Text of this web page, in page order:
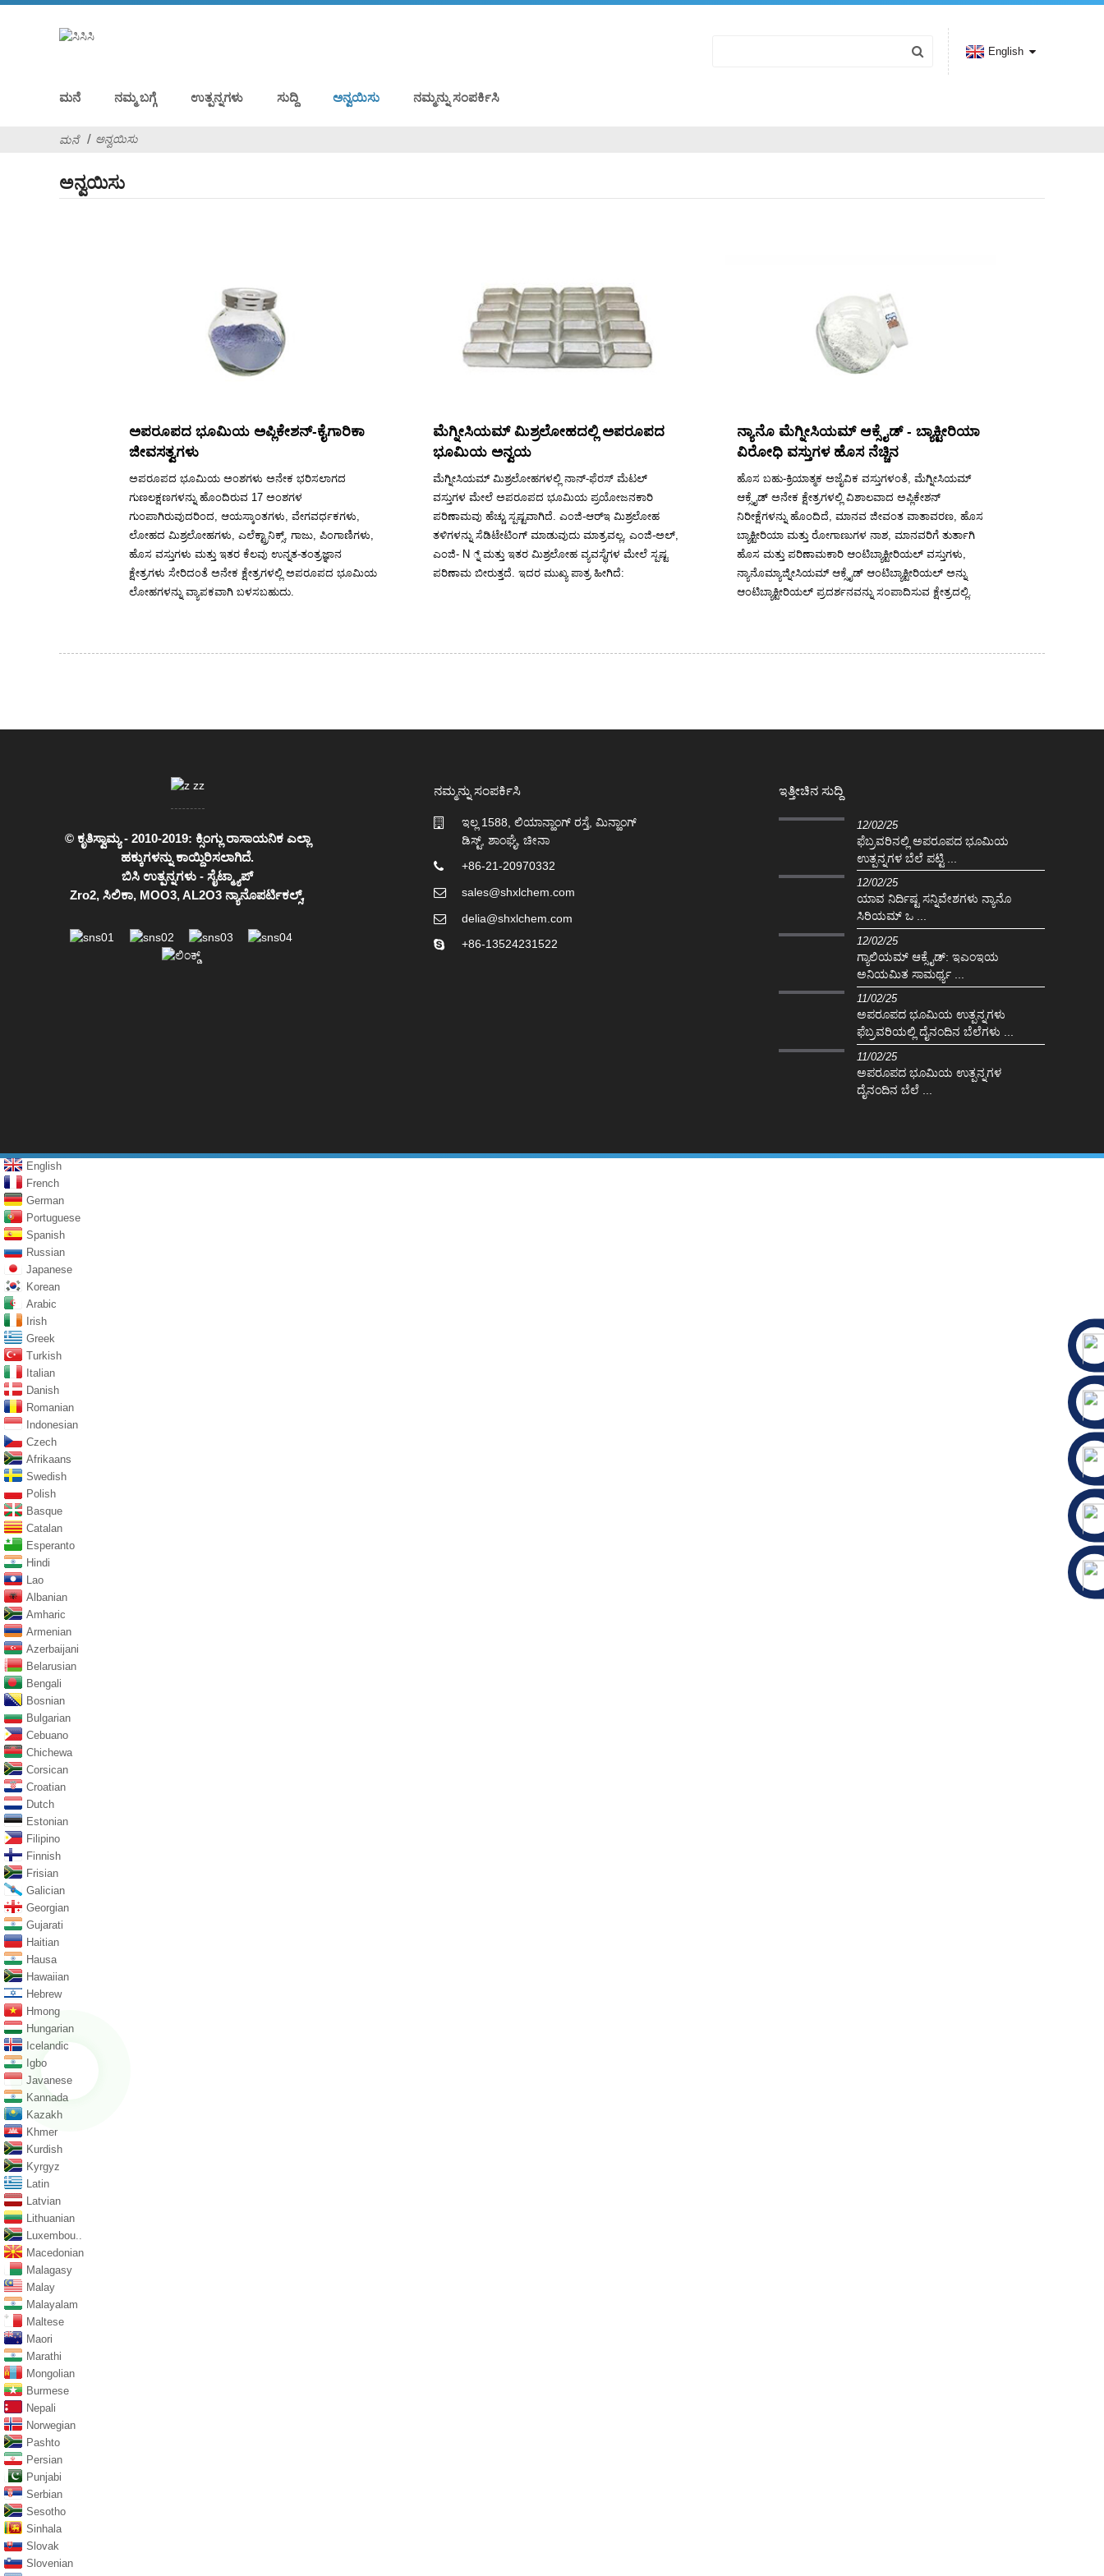
ಮನೆ ನಮ್ಮ ಬಗ್ಗೆ ಉತ್ಪನ್ನಗಳು ಸುದ್ದಿ ಅನ್ವಯಿಸು ನಮ್ಮನ್ನು ಸಂಪರ್ಕಿಸಿ
English
ಮನೆ ಅನ್ವಯಿಸು
ಅನ್ವಯಿಸು
ಅಪರೂಪದ ಭೂಮಿಯ ಅಪ್ಲಿಕೇಶನ್-ಕೈಗಾರಿಕಾ
ಜೀವಸತ್ವಗಳು
ಅಪರೂಪದ ಭೂಮಿಯ ಅಂಶಗಳು ಅನೇಕ ಭರಿಸಲಾಗದ
ಗುಣಲಕ್ಷಣಗಳನ್ನು ಹೊಂದಿರುವ 17 ಅಂಶಗಳ
ಗುಂಪಾಗಿರುವುದರಿಂದ, ಆಯಸ್ಕಾಂತಗಳು, ವೇಗವರ್ಧಕಗಳು,
ಲೋಹದ ಮಿಶ್ರಲೋಹಗಳು, ಎಲೆಕ್ಟ್ರಾನಿಕ್ಸ್, ಗಾಜು, ಪಿಂಗಾಣಿಗಳು,
ಹೊಸ ವಸ್ತುಗಳು ಮತ್ತು ಇತರ ಕೆಲವು ಉನ್ನತ-ತಂತ್ರಜ್ಞಾನ
ಕ್ಷೇತ್ರಗಳು ಸೇರಿದಂತೆ ಅನೇಕ ಕ್ಷೇತ್ರಗಳಲ್ಲಿ ಅಪರೂಪದ ಭೂಮಿಯ
ಲೋಹಗಳನ್ನು ವ್ಯಾಪಕವಾಗಿ ಬಳಸಬಹುದು.
ಮೆಗ್ನೀಸಿಯಮ್ ಮಿಶ್ರಲೋಹದಲ್ಲಿ ಅಪರೂಪದ
ಭೂಮಿಯ ಅನ್ವಯ
ಮೆಗ್ನೀಸಿಯಮ್ ಮಿಶ್ರಲೋಹಗಳಲ್ಲಿ ನಾನ್-ಫೆರಸ್ ಮೆಟಲ್
ವಸ್ತುಗಳ ಮೇಲೆ ಅಪರೂಪದ ಭೂಮಿಯ ಪ್ರಯೋಜನಕಾರಿ
ಪರಿಣಾಮವು ಹೆಚ್ಚು ಸ್ಪಷ್ಟವಾಗಿದೆ. ಎಂಜಿ-ಆರ್‌ಇ ಮಿಶ್ರಲೋಹ
ತಳಿಗಳನ್ನು ಸೆಡಿಟೇಟಿಂಗ್ ಮಾಡುವುದು ಮಾತ್ರವಲ್ಲ, ಎಂಜಿ-ಅಲ್,
ಎಂಜಿ- N ್ನ್ ಮತ್ತು ಇತರ ಮಿಶ್ರಲೋಹ ವ್ಯವಸ್ಥೆಗಳ ಮೇಲೆ ಸ್ಪಷ್ಟ
ಪರಿಣಾಮ ಬೀರುತ್ತದೆ. ಇದರ ಮುಖ್ಯ ಪಾತ್ರ ಹೀಗಿದೆ:
ನ್ಯಾನೊ ಮೆಗ್ನೀಸಿಯಮ್ ಆಕ್ಸೈಡ್ - ಬ್ಯಾಕ್ಟೀರಿಯಾ
ವಿರೋಧಿ ವಸ್ತುಗಳ ಹೊಸ ನೆಚ್ಚಿನ
ಹೊಸ ಬಹು-ಕ್ರಿಯಾತ್ಮಕ ಅಜೈವಿಕ ವಸ್ತುಗಳಂತೆ, ಮೆಗ್ನೀಸಿಯಮ್
ಆಕ್ಸೈಡ್ ಅನೇಕ ಕ್ಷೇತ್ರಗಳಲ್ಲಿ ವಿಶಾಲವಾದ ಅಪ್ಲಿಕೇಶನ್
ನಿರೀಕ್ಷೆಗಳನ್ನು ಹೊಂದಿದೆ, ಮಾನವ ಜೀವಂತ ವಾತಾವರಣ, ಹೊಸ
ಬ್ಯಾಕ್ಟೀರಿಯಾ ಮತ್ತು ರೋಗಾಣುಗಳ ನಾಶ, ಮಾನವರಿಗೆ ತುರ್ತಾಗಿ
ಹೊಸ ಮತ್ತು ಪರಿಣಾಮಕಾರಿ ಆಂಟಿಬ್ಯಾಕ್ಟೀರಿಯಲ್ ವಸ್ತುಗಳು,
ನ್ಯಾನೊಮ್ಯಾಜ್ನೀಸಿಯಮ್ ಆಕ್ಸೈಡ್ ಆಂಟಿಬ್ಯಾಕ್ಟೀರಿಯಲ್ ಅನ್ನು
ಆಂಟಿಬ್ಯಾಕ್ಟೀರಿಯಲ್ ಪ್ರದರ್ಶನವನ್ನು ಸಂಪಾದಿಸುವ ಕ್ಷೇತ್ರದಲ್ಲಿ.
© ಕೃತಿಸ್ವಾಮ್ಯ - 2010-2019: ಕ್ಸಿಂಗ್ಲು ರಾಸಾಯನಿಕ ಎಲ್ಲಾ
ಹಕ್ಕುಗಳನ್ನು ಕಾಯ್ದಿರಿಸಲಾಗಿದೆ.
ಬಿಸಿ ಉತ್ಪನ್ನಗಳು - ಸೈಟ್ಮ್ಯಾಪ್
Zro2, ಸಿಲಿಕಾ, MOO3,AL2O3 ನ್ಯಾನೊಪರ್ಟಿಕಲ್ಸ್,
ನಮ್ಮನ್ನು ಸಂಪರ್ಕಿಸಿ
ಇಲ್ಲ 1588, ಲಿಯಾನ್ಹಾಂಗ್ ರಸ್ತೆ, ಮಿನ್ಹಾಂಗ್
ಡಿಸ್ಟ್, ಶಾಂಘೈ, ಚೀನಾ
+86-21-20970332
sales@shxlchem.com
delia@shxlchem.com
+86-13524231522
ಇತ್ತೀಚಿನ ಸುದ್ದಿ
12/02/25
ಫೆಬ್ರವರಿನಲ್ಲಿ ಅಪರೂಪದ ಭೂಮಿಯ
ಉತ್ಪನ್ನಗಳ ಬೆಲೆ ಪಟ್ಟಿ ...
12/02/25
ಯಾವ ನಿರ್ದಿಷ್ಟ ಸನ್ನಿವೇಶಗಳು ನ್ಯಾನೊ
ಸಿರಿಯಮ್ ಒ ...
12/02/25
ಗ್ಯಾಲಿಯಮ್ ಆಕ್ಸೈಡ್: ಇಎಂಇಯ
ಅನಿಯಮಿತ ಸಾಮರ್ಥ್ಯ ...
11/02/25
ಅಪರೂಪದ ಭೂಮಿಯ ಉತ್ಪನ್ನಗಳು
ಫೆಬ್ರವರಿಯಲ್ಲಿ ದೈನಂದಿನ ಬೆಲೆಗಳು ...
11/02/25
ಅಪರೂಪದ ಭೂಮಿಯ ಉತ್ಪನ್ನಗಳ
ದೈನಂದಿನ ಬೆಲೆ ...
English
French
German
Portuguese
Spanish
Russian
Japanese
Korean
Arabic
Irish
Greek
Turkish
Italian
Danish
Romanian
Indonesian
Czech
Afrikaans
Swedish
Polish
Basque
Catalan
Esperanto
Hindi
Lao
Albanian
Amharic
Armenian
Azerbaijani
Belarusian
Bengali
Bosnian
Bulgarian
Cebuano
Chichewa
Corsican
Croatian
Dutch
Estonian
Filipino
Finnish
Frisian
Galician
Georgian
Gujarati
Haitian
Hausa
Hawaiian
Hebrew
Hmong
Hungarian
Icelandic
Igbo
Javanese
Kannada
Kazakh
Khmer
Kurdish
Kyrgyz
Latin
Latvian
Lithuanian
Luxembou..
Macedonian
Malagasy
Malay
Malayalam
Maltese
Maori
Marathi
Mongolian
Burmese
Nepali
Norwegian
Pashto
Persian
Punjabi
Serbian
Sesotho
Sinhala
Slovak
Slovenian